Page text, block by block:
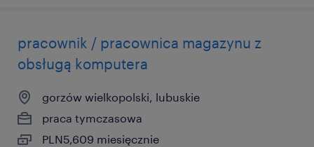
pracownik / pracownica magazynu z
obsługą komputera
gorzów wielkopolski, lubuskie
praca tymczasowa
PLN5,609 miesięcznie